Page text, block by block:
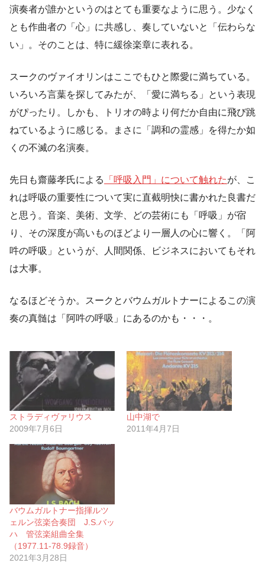
演奏者が誰かというのはとても重要なように思う。少なく
とも作曲者の「心」に共感し、奏していないと「伝わらな
い」。そのことは、特に緩徐楽章に表れる。
スークのヴァイオリンはここでもひと際愛に満ちている。
いろいろ言葉を探してみたが、「愛に満ちる」という表現
がぴったり。しかも、トリオの時より何だか自由に飛び跳
ねているように感じる。まさに「調和の霊感」を得たか如
くの不滅の名演奏。
先日も齋藤孝氏による 「呼吸入門」について触れたが、こ
れは呼吸の重要性について実に直截明快に書かれた良書だ
と思う。音楽、美術、文学、どの芸術にも「呼吸」が宿
り、その深度が高いものほどより一層人の心に響く。「阿
吽の呼吸」というが、人間関係、ビジネスにおいてもそれ
は大事。
なるほどそうか。スークとバウムガルトナーによるこの演
奏の真髄は「阿吽の呼吸」にあるのかも・・・。
ストラディヴァリウス
2009年7月6日
山中湖で
2011年4月7日
バウムガルトナー指揮ルツ
ェルン弦楽合奏団 J.S.バッ
ハ 管弦楽組曲全集
（1977.11-78.9録音）
2021年3月28日